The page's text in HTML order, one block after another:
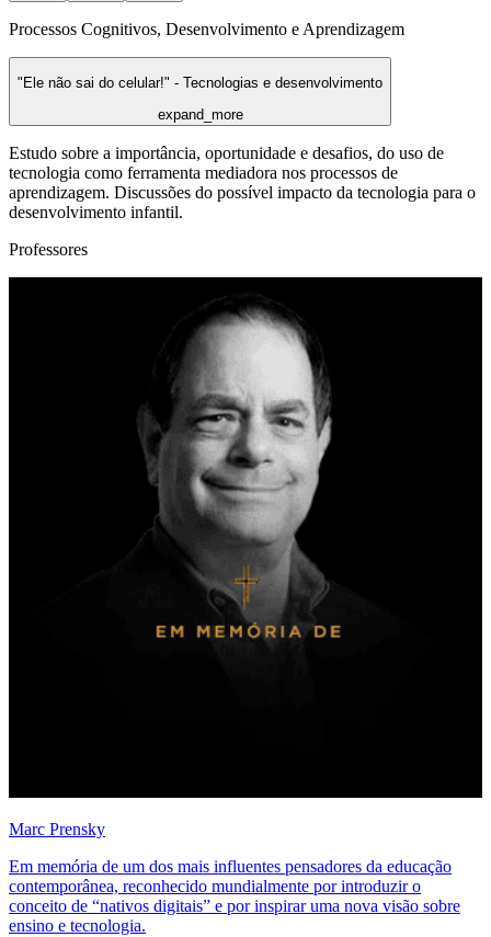
Processos Cognitivos, Desenvolvimento e Aprendizagem
"Ele não sai do celular!" - Tecnologias e desenvolvimento
expand_more
Estudo sobre a importância, oportunidade e desafios, do uso de
tecnologia como ferramenta mediadora nos processos de
aprendizagem. Discussões do possível impacto da tecnologia para o
desenvolvimento infantil.
Professores
Marc Prensky
Em memória de um dos mais influentes pensadores da educação
contemporânea, reconhecido mundialmente por introduzir o
conceito de “nativos digitais” e por inspirar uma nova visão sobre
ensino e tecnologia.